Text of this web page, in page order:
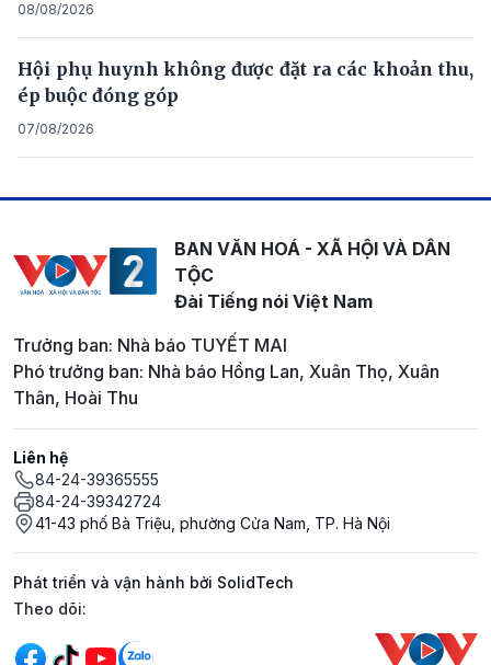
08/08/2026
Hội phụ huynh không được đặt ra các khoản thu,
ép buộc đóng góp
07/08/2026
BAN VĂN HOÁ - XÃ HỘI VÀ DÂN
TỘC
Đài Tiếng nói Việt Nam
Trưởng ban: Nhà báo TUYẾT MAI
Phó trưởng ban: Nhà báo Hồng Lan, Xuân Thọ, Xuân
Thân, Hoài Thu
Liên hệ
84-24-39365555
84-24-39342724
41-43 phố Bà Triệu, phường Cửa Nam, TP. Hà Nội
Phát triển và vận hành bởi SolidTech
Mạng xã hội
Theo dõi: